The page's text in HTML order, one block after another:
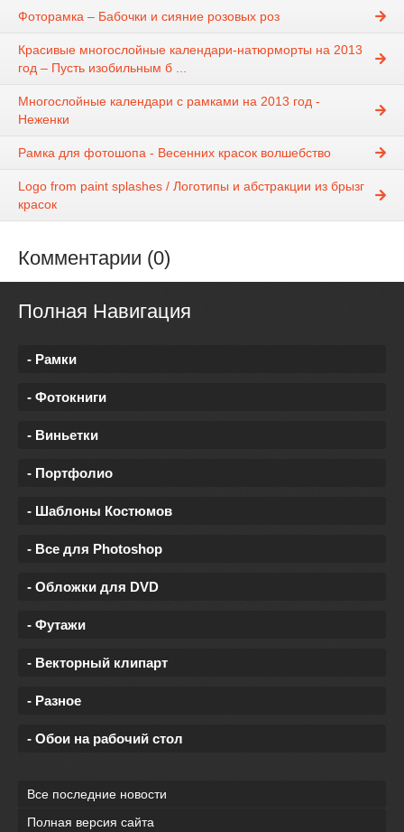
Фоторамка – Бабочки и сияние розовых роз
Красивые многослойные календари-натюрморты на 2013
год – Пусть изобильным б ...
Многослойные календари с рамками на 2013 год -
Неженки
Рамка для фотошопа - Весенних красок волшебство
Logo from paint splashes / Логотипы и абстракции из брызг
красок
Комментарии (0)
Полная Навигация
- Рамки
- Фотокниги
- Виньетки
- Портфолио
- Шаблоны Костюмов
- Все для Photoshop
- Обложки для DVD
- Футажи
- Векторный клипарт
- Разное
- Обои на рабочий стол
Все последние новости
Полная версия сайта